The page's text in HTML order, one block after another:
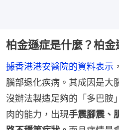
柏金遜症是什麼？柏金
據香港港安醫院的資料表示
腦部退化疾病。其成因是大
沒辦法製造足夠的「多巴胺
肉的能力，出現手震腳震、